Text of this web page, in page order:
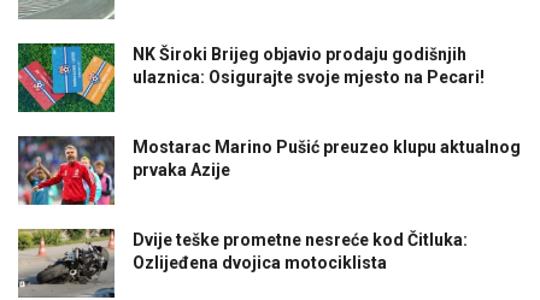
NK Široki Brijeg objavio prodaju godišnjih
ulaznica: Osigurajte svoje mjesto na Pecari!
Mostarac Marino Pušić preuzeo klupu aktualnog
prvaka Azije
Dvije teške prometne nesreće kod Čitluka:
Ozlijeđena dvojica motociklista